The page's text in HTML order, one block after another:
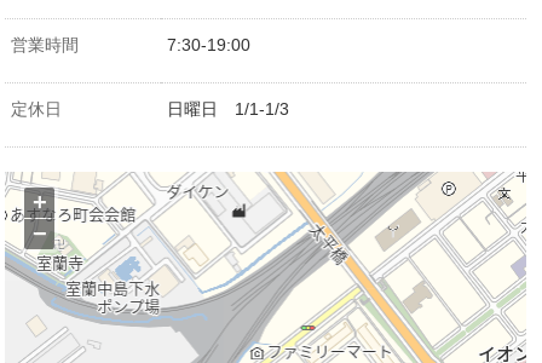
営業時間 7:30-19:00
定休日 日曜日 1/1-1/3
+
−